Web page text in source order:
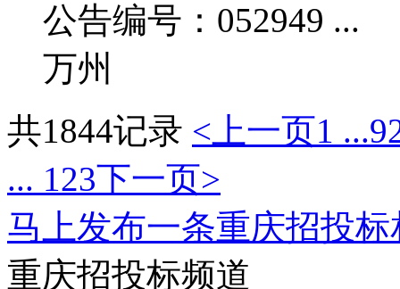
公告编号：052949 ...
万州
共1844记录 <上一页1 ...
... 123下一页>
马上发布一条重庆招投
重庆招投标频道